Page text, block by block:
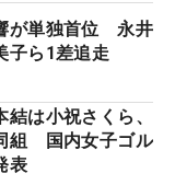
が単独首位 永井
子ら1差追走
は小祝さくら、
組 国内女子ゴル
表